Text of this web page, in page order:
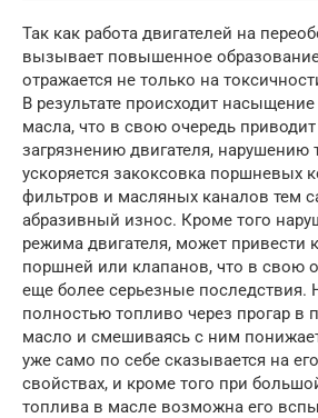
Так как работа двигателей на
вызывает повышенное
отражается не только на
В результате происходит
масла, что в свою очередь
загрязнению двигателя, нарушению
ускоряется закоксовка поршневых
фильтров и масляных каналов тем
абразивный износ. Кроме того
режима двигателя, может привести
поршней или клапанов, что в свою
еще более серьезные последствия.
полностью топливо через прогар в
масло и смешиваясь с ним
уже само по себе сказывается на
свойствах, и кроме того при
топлива в масле возможна его